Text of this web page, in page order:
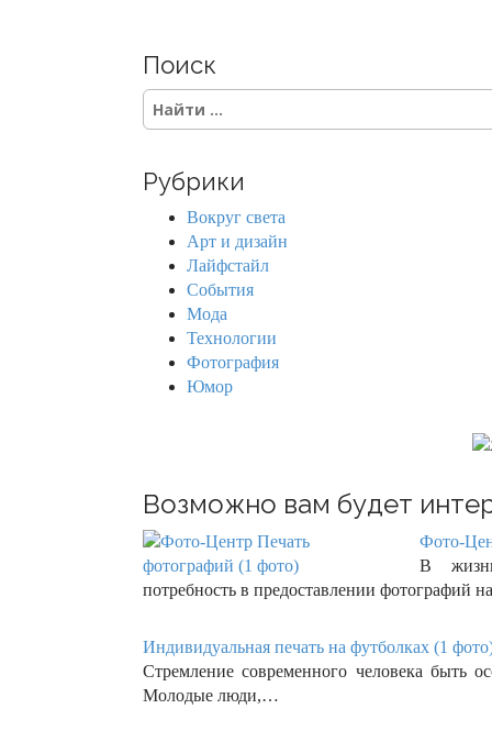
Поиск
S
e
c
Рубрики
Вокруг света
Арт и дизайн
Лайфстайл
События
Мода
Технологии
Фотография
Юмор
Возможно вам будет
Фото-
В
потребность в предоставлении фотографий
Индивидуальная печать на футболках (1
Стремление современного человека быть
Молодые люди,…